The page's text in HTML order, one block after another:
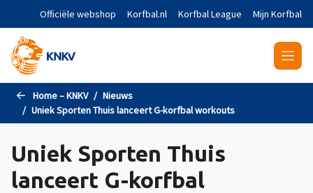
Naar de hoofdinhoud gaan
Officiële webshop Korfbal.nl Korfbal League Mijn Korfbal
Home – KNKV
Nieuws
Uniek Sporten Thuis lanceert G-korfbal workouts
Uniek Sporten Thuis
lanceert G-korfbal